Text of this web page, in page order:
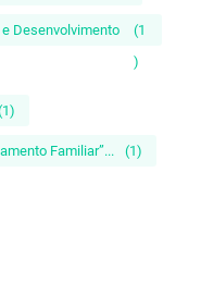
Desenvolvimento
(1
)
Familiar”... (1)